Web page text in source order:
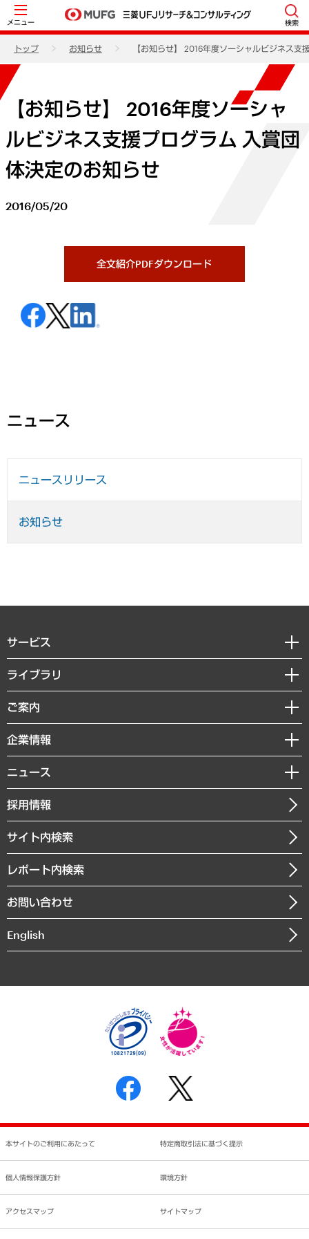
メニュー 検索
トップ お知らせ 【お知らせ】 2016年度ソーシャルビジネス支
【お知らせ】 2016年度ソーシャ
ルビジネス支援プログラム 入賞団
体決定のお知らせ
2016/05/20
全文紹介PDFダウンロード
ニュース
ニュースリリース
お知らせ
サービス
経営戦略
組織・人事戦略
デジタルイノベーション
共生・ダイバーシティ
GRC（ガバナンス・リスク・コンプライアンス）・防災（政策）
経済・産業・雇用・労働
まちづくり・観光・交通・スポーツ・スマートシティ
自然資源・農林水産業・食料システム
ライブラリ
経済調査
レポート
コラム
経営用語集
受託・受注実績（官公庁関連）
メディア掲載・出演
ご案内
セミナー・イベント情報
MUFGビジネスセミナー
受託案件情報
企業情報
私たちの想い
社長メッセージ
会社概要
沿革
組織図・本部部室紹介
インドネシア現地法人
個人情報保護方針
反社会的勢力に対する基本方針
書面による個人情報の開示等の請求の手続きについて
ニュース
ニュースリリース
お知らせ
採用情報
サイト内検索
レポート内検索
お問い合わせ
English
本サイトのご利用にあたって 特定商取引法に基づく提示
個人情報保護方針 環境方針
アクセスマップ サイトマップ